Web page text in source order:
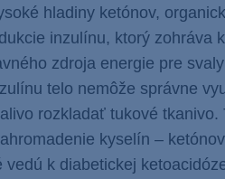
hladiny ketónov,
inzulínu, ktorý zohráva
zdroja energie pre
telo nemôže správne
rozkladať tukové
kyselín –
vedú k diabetickej